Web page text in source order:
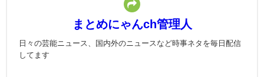
まとめにゃんch管理人
日々の芸能ニュース、国内外のニュースなど時事ネタを毎日配信
してます